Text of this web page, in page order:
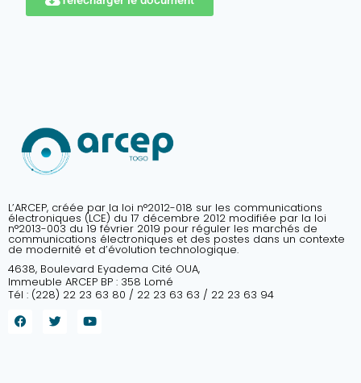
L’ARCEP, créée par la loi n°2012-018 sur les communications
électroniques (LCE) du 17 décembre 2012 modifiée par la loi
n°2013-003 du 19 février 2019 pour réguler les marchés de
communications électroniques et des postes dans un contexte
de modernité et d’évolution technologique.
4638, Boulevard Eyadema Cité OUA,
Immeuble ARCEP BP : 358 Lomé
Tél : (228) 22 23 63 80 / 22 23 63 63 / 22 23 63 94